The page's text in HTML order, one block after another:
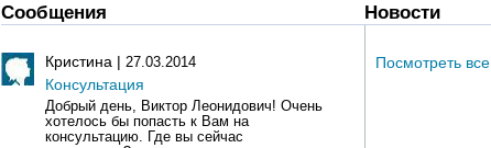
Новости
Сообщения
Посмотреть все
Кристина | 27.03.2014
Консультация
Добрый день, Виктор Леонидович! Очень
хотелось бы попасть к Вам на
консультацию. Где вы сейчас